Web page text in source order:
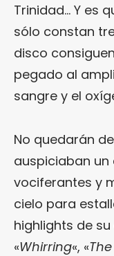
Trinidad… Y es
sólo constan
disco
pegado al
sangre y el
No quedarán
auspiciaban
vociferantes y
cielo para
highlights de su
«Whirring«, «